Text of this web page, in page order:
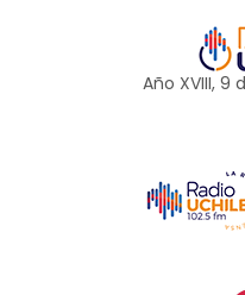
Año XVIII, 9